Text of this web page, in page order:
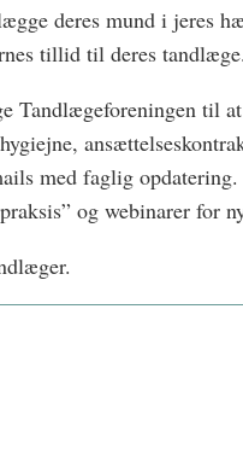
deres mund i jeres
tillid til deres tandlæge.
til
med faglig
og webinarer for